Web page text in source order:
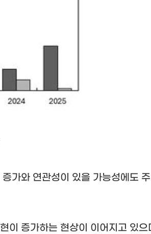
가와 연관성이 있을 가능성에도
이 증가하는 현상이 이어지고 있으